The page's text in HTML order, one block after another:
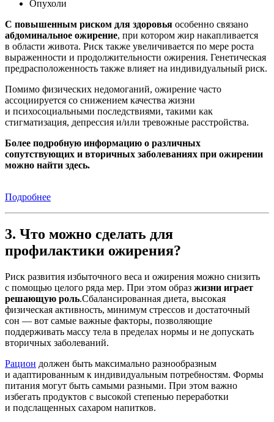
Опухоли
С повышенным риском для здоровья особенно связано
абдоминальное ожирение, при котором жир накапливается
в области живота. Риск также увеличивается по мере роста
выраженности и продолжительности ожирения. Генетическая
предрасположенность также влияет на индивидуальный риск.
Помимо физических недомоганий, ожирение часто
ассоциируется со снижением качества жизни
и психосоциальными последствиями, такими как
стигматизация, депрессия и/или тревожные расстройства.
Более подробную информацию о различных
сопутствующих и вторичных заболеваниях при ожирении
можно найти здесь.
Подробнее
3. Что можно сделать для
профилактики ожирения?
Риск развития избыточного веса и ожирения можно снизить
с помощью целого ряда мер. При этом образ жизни играет
решающую роль.Сбалансированная диета, высокая
физическая активность, минимум стрессов и достаточный
сон — вот самые важные факторы, позволяющие
поддерживать массу тела в пределах нормы и не допускать
вторичных заболеваний.
Рацион должен быть максимально разнообразным
и адаптированным к индивидуальным потребностям. Формы
питания могут быть самыми разными. При этом важно
избегать продуктов с высокой степенью переработки
и подслащенных сахаром напитков.